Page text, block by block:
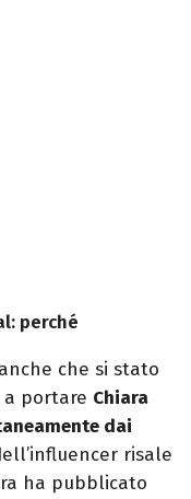
perché
che si stato
a portare Chiara
dai
risale
ha pubblicato